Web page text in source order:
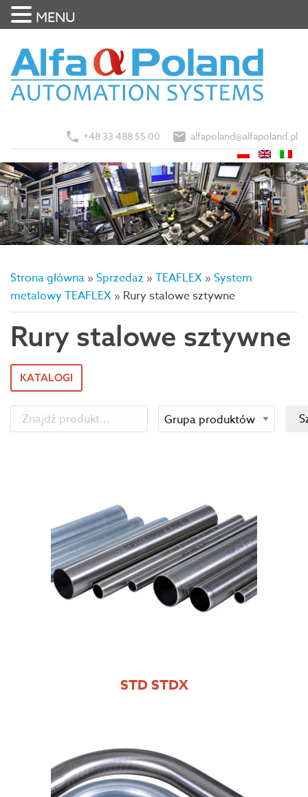
+48 33 488 55 00 alfapoland@alfapoland.pl
Strona główna » Sprzedaż » TEAFLEX » System
metalowy TEAFLEX » Rury stalowe sztywne
Rury stalowe sztywne
KATALOGI
STD STDX
MENU